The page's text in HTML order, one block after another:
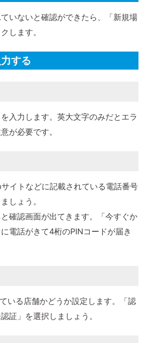
いないと確認ができたら、「新規場
します。
する
入力します。英大文字のみだとエラ
が必要です。
イトなどに記載されている電話番号
しょう。
確認画面が出てきます。「今すぐか
電話がきて4桁のPINコードが届き
いる店舗かどうか設定します。「認
証」を選択しましょう。